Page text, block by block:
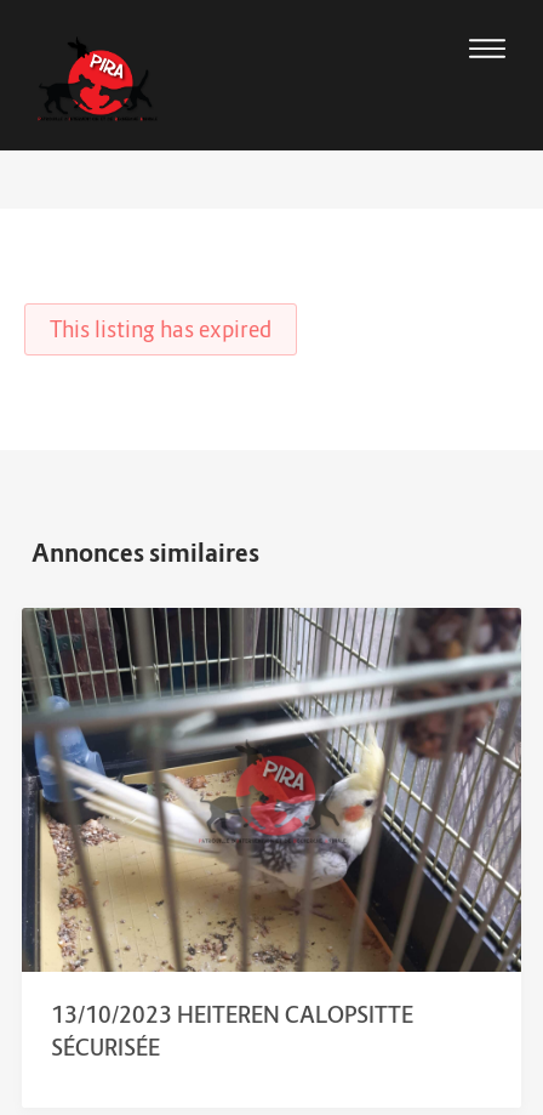
This listing has expired
13/10/2023 HEITEREN CALOPSITTE
SÉCURISÉE